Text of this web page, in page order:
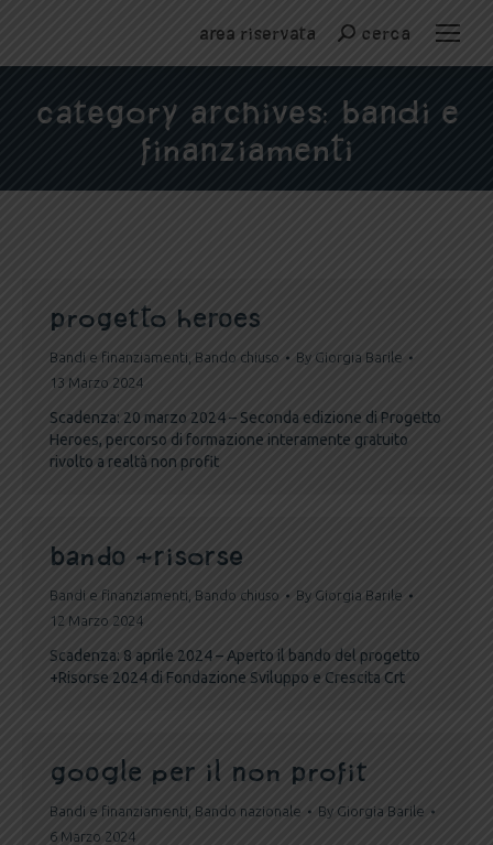
Area riservata Cercacerca
Category Archives:
Bandi e
finanziamenti
progetto heroes
Bandi e finanziamenti Bando chiuso By Giorgia Barile
13 Marzo 2024
Scadenza: 20 marzo 2024 – Seconda edizione di Progetto
Heroes, percorso di formazione interamente gratuito
rivolto a realtà non profit
bando +Risorse
Bandi e finanziamenti Bando chiuso By Giorgia Barile
12 Marzo 2024
Scadenza: 8 aprile 2024 – Aperto il bando del progetto
+Risorse 2024 di Fondazione Sviluppo e Crescita Crt
Google per il non profit
Bandi e finanziamenti Bando nazionale By Giorgia Barile
6 Marzo 2024